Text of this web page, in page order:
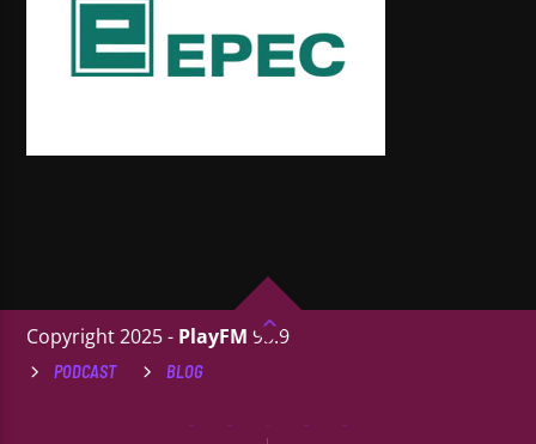
Copyright 2025 - PlayFM 95.9
PODCAST BLOG